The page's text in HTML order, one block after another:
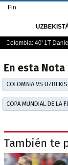
En esta Nota
COLOMBIA VS
COPA MUNDIAL DE LA
También te